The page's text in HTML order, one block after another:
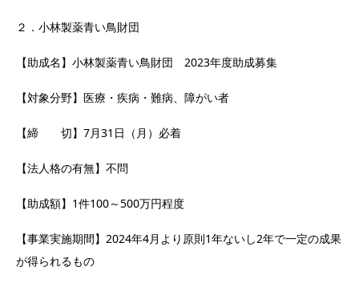
２．小林製薬青い鳥財団
【助成名】小林製薬青い鳥財団 2023年度助成募集
【対象分野】医療・疾病・難病、障がい者
【締 切】7月31日（月）必着
【法人格の有無】不問
【助成額】1件100～500万円程度
【事業実施期間】2024年4月より原則1年ないし2年で一定の成果
が得られるもの